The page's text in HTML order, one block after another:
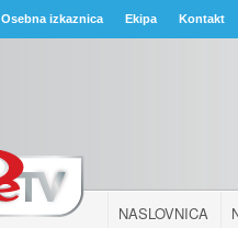
Osebna izkaznica Ekipa Kontakt
NASLOVNICA